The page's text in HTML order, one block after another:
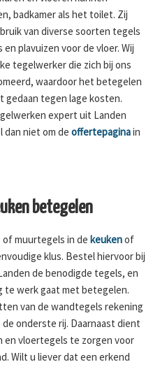
badkamer als het toilet. Zij
van diverse soorten tegels
plavuizen voor de vloer. Wij
tegelwerker die zich bij ons
waardoor het betegelen
gedaan tegen lage kosten.
expert uit Landen
dan niet om de offertepaginain
betegelen
muurtegels in de keukenof
klus. Bestel hiervoor bij
de benodigde tegels, en
te werk gaat met betegelen.
van de wandtegels rekening
onderste rij. Daarnaast dient
en vloertegels te zorgen voor
Wilt u liever dat een erkend